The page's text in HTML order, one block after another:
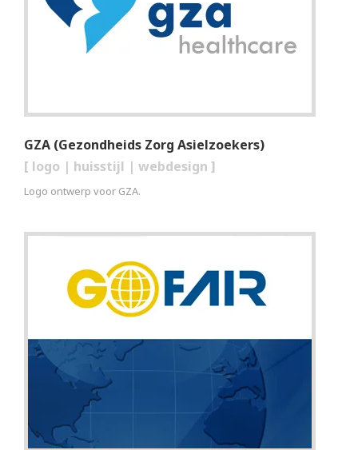
GZA (Gezondheids Zorg Asielzoekers)
[ logo | huisstijl | webdesign ]
Logo ontwerp voor GZA.